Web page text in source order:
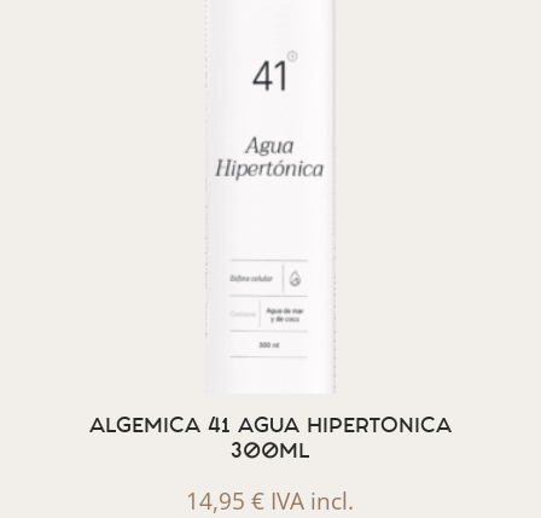
ALGEMICA 41 AGUA HIPERTONICA
300ML
14,95€ IVA incl.